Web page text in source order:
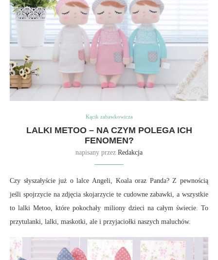
Kącik zabawkowicza
LALKI METOO – NA CZYM POLEGA ICH
FENOMEN?
napisany przez Redakcja
Czy słyszałyście już o lalce Angeli, Koala oraz Panda? Z pewnością
jeśli spojrzycie na zdjęcia skojarzycie te cudowne zabawki, a wszystkie
to lalki Metoo, które pokochały miliony dzieci na całym świecie. To
przytulanki, lalki, maskotki, ale i przyjaciołki naszych maluchów.